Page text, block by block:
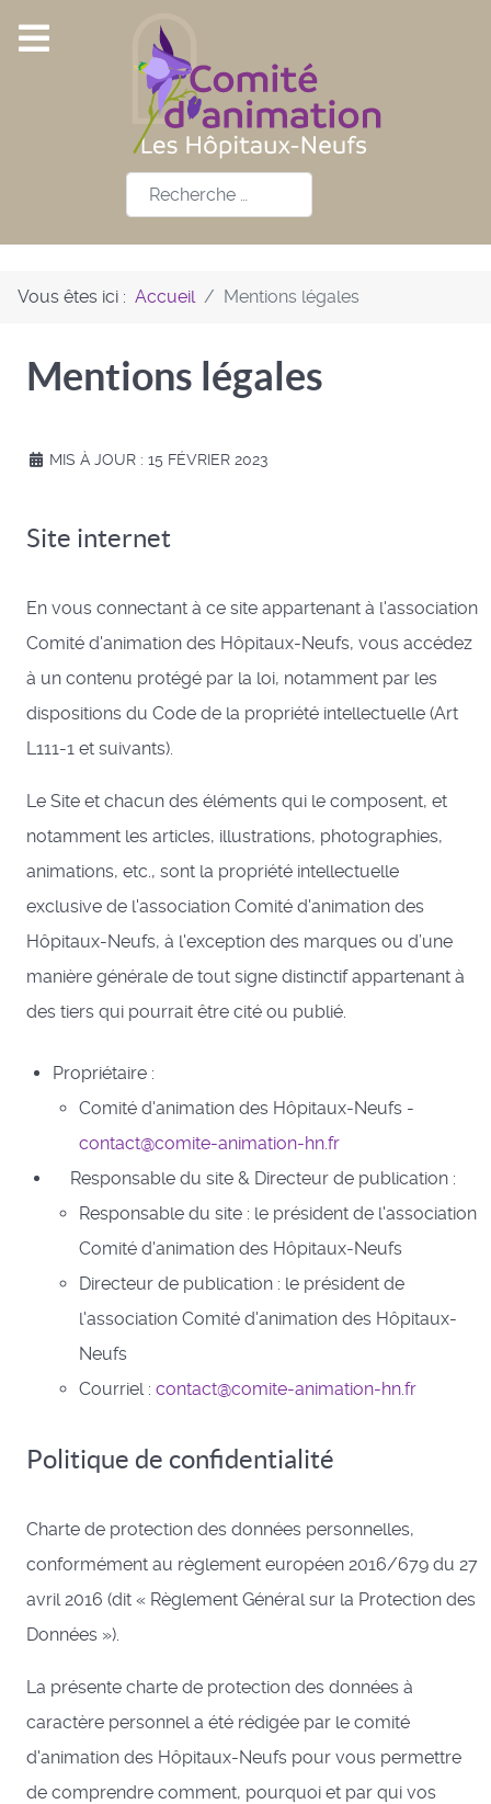
Rechercher
Vous êtes ici : Accueil Mentions légales
Mentions légales
MIS À JOUR : 15 FÉVRIER 2023
Site internet
En vous connectant à ce site appartenant à l'association
Comité d'animation des Hôpitaux-Neufs, vous accédez
à un contenu protégé par la loi, notamment par les
dispositions du Code de la propriété intellectuelle (Art
L111-1 et suivants).
Le Site et chacun des éléments qui le composent, et
notamment les articles, illustrations, photographies,
animations, etc., sont la propriété intellectuelle
exclusive de l'association Comité d'animation des
Hôpitaux-Neufs, à l'exception des marques ou d’une
manière générale de tout signe distinctif appartenant à
des tiers qui pourrait être cité ou publié.
Propriétaire :
Comité d'animation des Hôpitaux-Neufs -
contact@comite-animation-hn.fr
Responsable du site & Directeur de publication :
Responsable du site : le président de l'association
Comité d'animation des Hôpitaux-Neufs
Directeur de publication : le président de
l'association Comité d'animation des Hôpitaux-
Neufs
Courriel : contact@comite-animation-hn.fr
Politique de confidentialité
Charte de protection des données personnelles,
conformément au règlement européen 2016/679 du 27
avril 2016 (dit « Règlement Général sur la Protection des
Données »).
La présente charte de protection des données à
caractère personnel a été rédigée par le comité
d'animation des Hôpitaux-Neufs pour vous permettre
de comprendre comment, pourquoi et par qui vos